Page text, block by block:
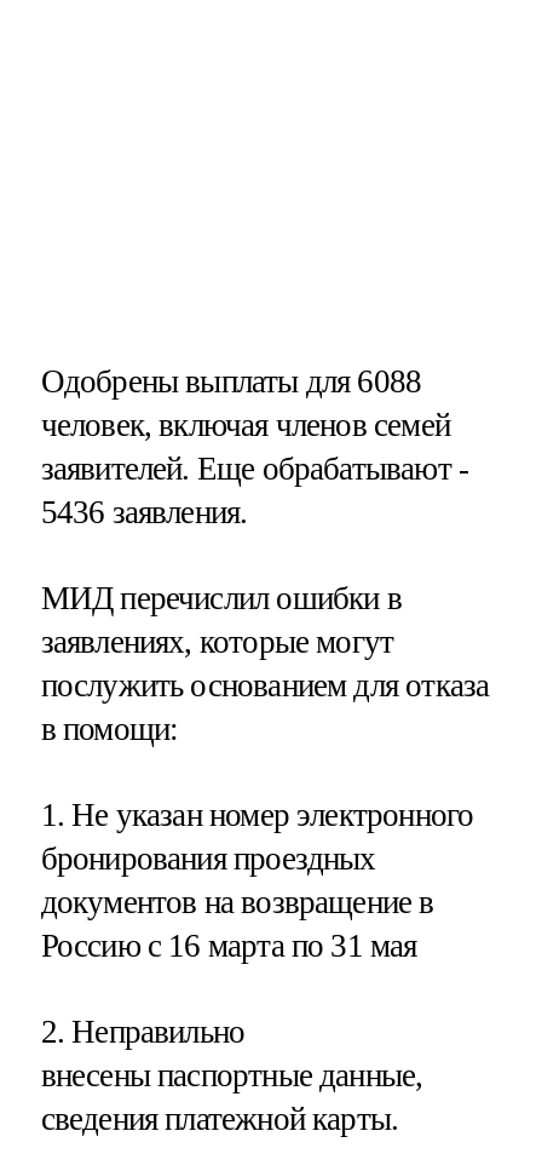
Одобрены выплаты для 6088
человек, включая членов семей
заявителей. Еще обрабатывают -
5436 заявления.
МИД перечислил ошибки в
заявлениях, которые могут
послужить основанием для отказа
в помощи:
1. Не указан номер электронного
бронирования проездных
документов на возвращение в
Россию с 16 марта по 31 мая
2. Неправильно
внесены паспортные данные,
сведения платежной карты.